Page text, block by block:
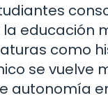
educación
como
se vuelve
autonomía